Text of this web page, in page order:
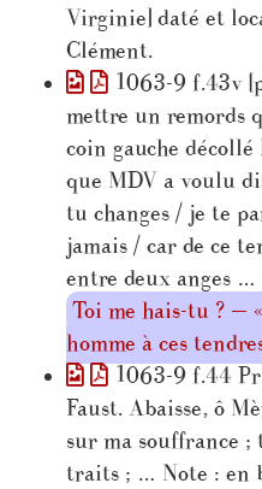
Virginie] daté et
Clément.
1063-9 f.43v
mettre un remords
coin gauche
que MDV a voulu
tu changes / je te
jamais / car de ce
entre deux anges …
Toi me hais-tu ? —
homme à ces
1063-9 f.44
Faust. Abaisse, ô
sur ma souffrance
traits ; … Note : en